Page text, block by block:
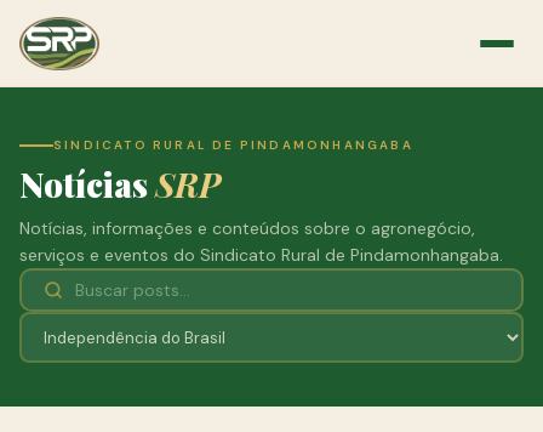
SINDICATO RURAL DE PINDAMONHANGABA
NotíciasSRP
Notícias, informações e conteúdos sobre o agronegócio,
serviços e eventos do Sindicato Rural de Pindamonhangaba.